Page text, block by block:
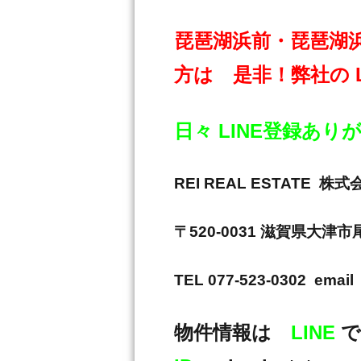
琵琶湖浜前・琵琶
方は 是非！弊社の
日々 LINE登録あり
REI REAL ESTATE
〒520-0031 滋賀県大津市
TEL 077-523-0302
物件情報は LINE